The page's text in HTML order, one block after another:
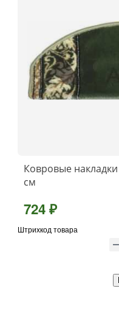
Ковровые
см
724 ₽
Штрихкод товара